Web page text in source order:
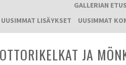
GALLERIAN
UUSIMMAT LISÄYKSET UUSIMMAT
JA